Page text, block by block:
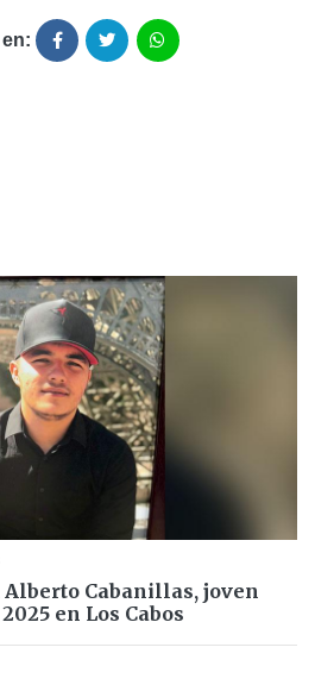
Cabanillas, joven
en Los Cabos